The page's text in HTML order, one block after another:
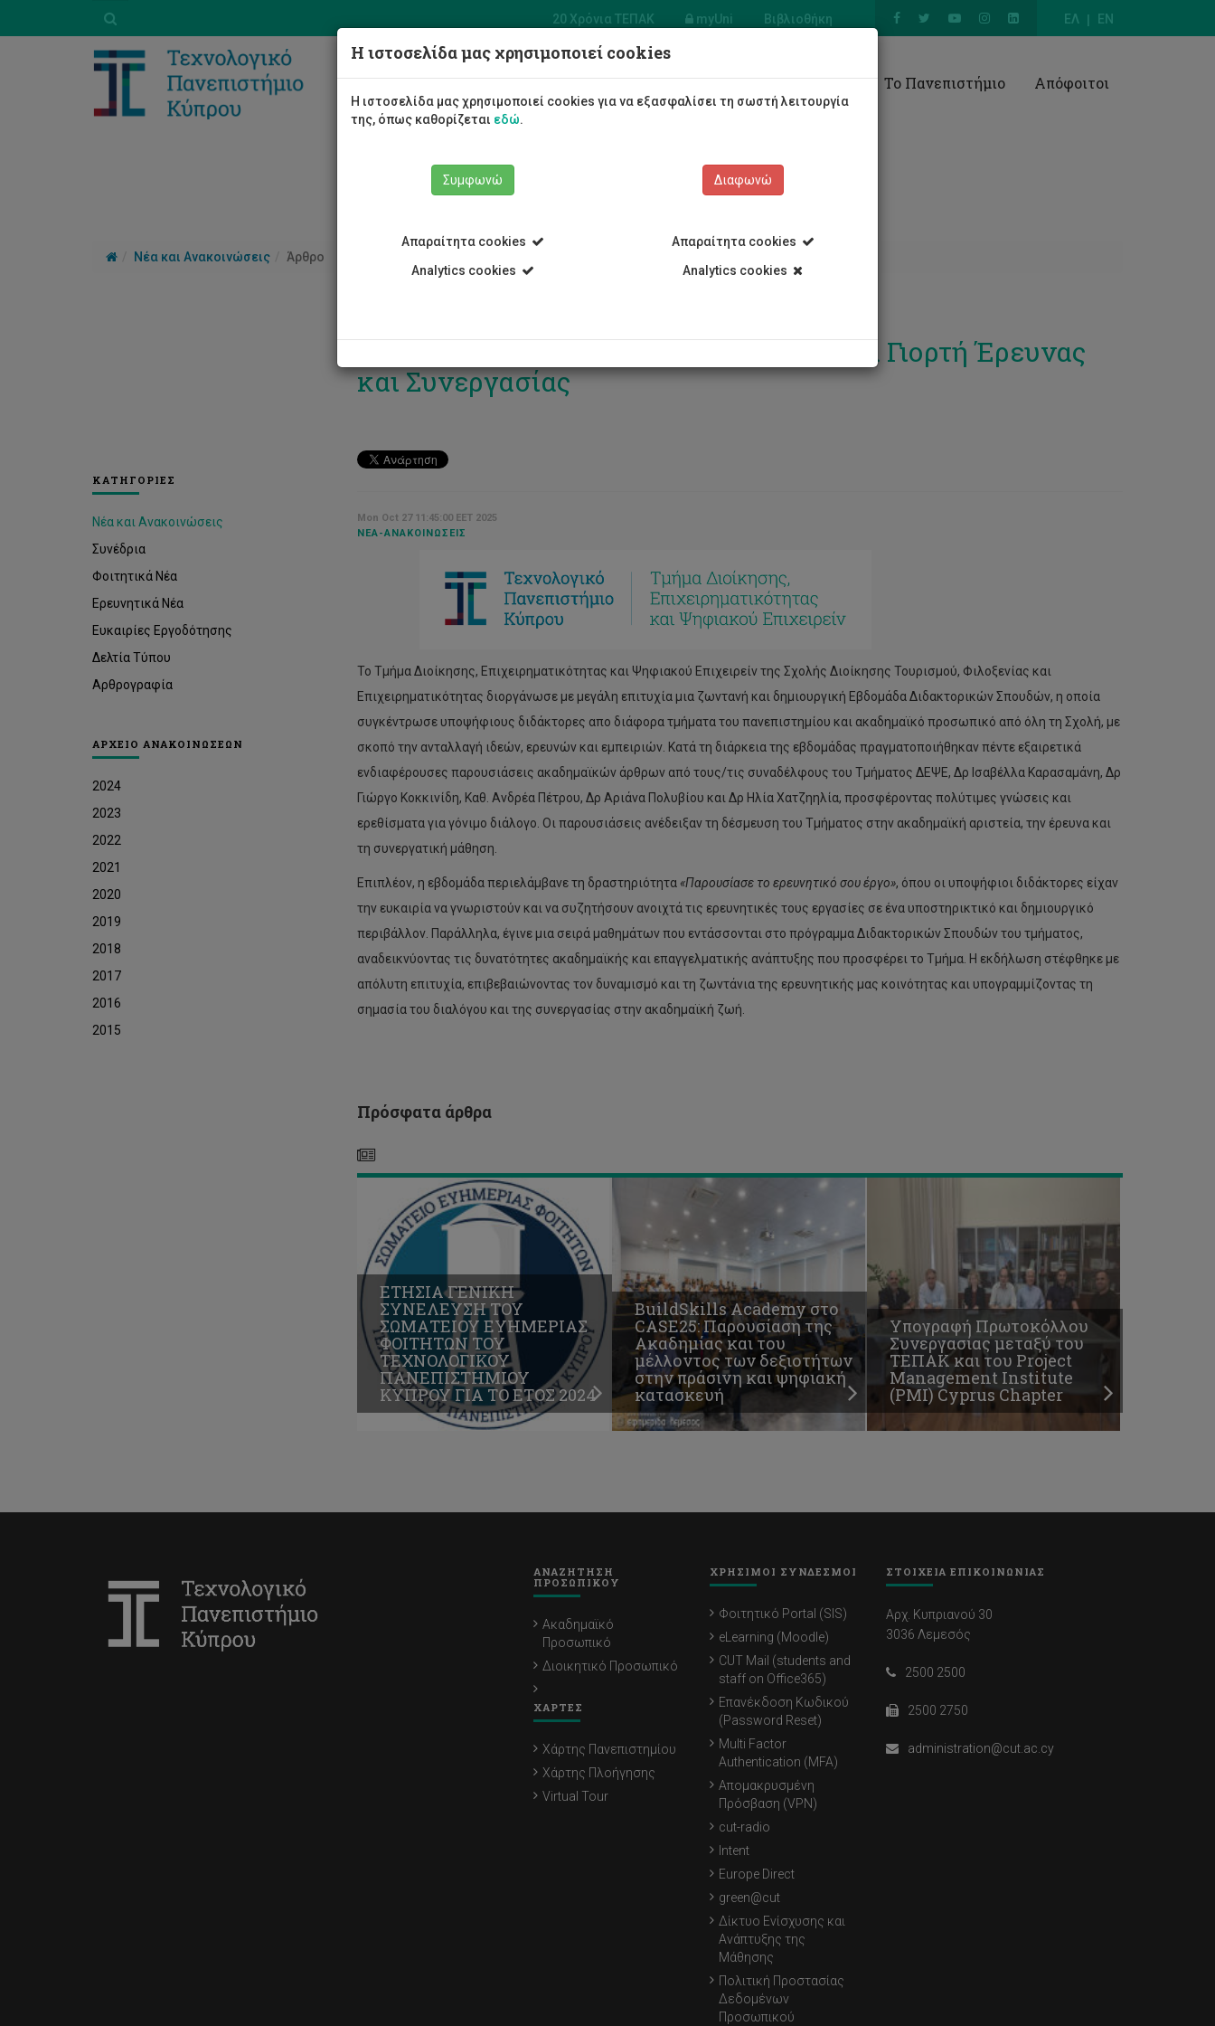
ΕΛ EN
20 Χρόνια ΤΕΠΑΚ myUni Βιβλιοθήκη
Φοιτητές/τριες Σπουδές Έρευνα Το Πανεπιστήμιο Απόφοιτοι
Νέα και Ανακοινώσεις Άρθρο
ΚΑΤΗΓΟΡΙΕΣ
Νέα και Ανακοινώσεις
Συνέδρια
Φοιτητικά Νέα
Ερευνητικά Νέα
Ευκαιρίες Εργοδότησης
Δελτία Τύπου
Αρθρογραφία
ΑΡΧΕΙΟ ΑΝΑΚΟΙΝΩΣΕΩΝ
2024
2023
2022
2021
2020
2019
2018
2017
2016
2015
Εβδομάδα Διδακτορικών Σπουδών – Μια Γιορτή Έρευνας
και Συνεργασίας
Mon Oct 27 11:45:00 EET 2025
ΝΈΑ-ΑΝΑΚΟΙΝΏΣΕΙΣ
Το Τμήμα Διοίκησης, Επιχειρηματικότητας και Ψηφιακού Επιχειρείν της Σχολής Διοίκησης Τουρισμού, Φιλοξενίας και
Επιχειρηματικότητας διοργάνωσε με μεγάλη επιτυχία μια ζωντανή και δημιουργική Εβδομάδα Διδακτορικών Σπουδών, η οποία
συγκέντρωσε υποψήφιους διδάκτορες απο διάφορα τμήματα του πανεπιστημίου και ακαδημαϊκό προσωπικό από όλη τη Σχολή, με
σκοπό την ανταλλαγή ιδεών, ερευνών και εμπειριών. Κατά τη διάρκεια της εβδομάδας πραγματοποιήθηκαν πέντε εξαιρετικά
ενδιαφέρουσες παρουσιάσεις ακαδημαϊκών άρθρων από τους/τις συναδέλφους του Τμήματος ΔΕΨΕ, Δρ Ισαβέλλα Καρασαμάνη, Δρ
Γιώργο Κοκκινίδη, Καθ. Ανδρέα Πέτρου, Δρ Αριάνα Πολυβίου και Δρ Ηλία Χατζηηλία, προσφέροντας πολύτιμες γνώσεις και
ερεθίσματα για γόνιμο διάλογο. Οι παρουσιάσεις ανέδειξαν τη δέσμευση του Τμήματος στην ακαδημαϊκή αριστεία, την έρευνα και
τη συνεργατική μάθηση.
Επιπλέον, η εβδομάδα περιελάμβανε τη δραστηριότητα «Παρουσίασε το ερευνητικό σου έργο», όπου οι υποψήφιοι διδάκτορες είχαν
την ευκαιρία να γνωριστούν και να συζητήσουν ανοιχτά τις ερευνητικές τους εργασίες σε ένα υποστηρικτικό και δημιουργικό
περιβάλλον. Παράλληλα, έγινε μια σειρά μαθημάτων που εντάσσονται στο πρόγραμμα Διδακτορικών Σπουδών του τμήματος,
αναδεικνύοντας τις δυνατότητες ακαδημαϊκής και επαγγελματικής ανάπτυξης που προσφέρει το Τμήμα. Η εκδήλωση στέφθηκε με
απόλυτη επιτυχία, επιβεβαιώνοντας τον δυναμισμό και τη ζωντάνια της ερευνητικής μας κοινότητας και υπογραμμίζοντας τη
σημασία του διαλόγου και της συνεργασίας στην ακαδημαϊκή ζωή.
Πρόσφατα άρθρα
ΕΤΗΣΙΑ
ΓΕΝΙΚΗ
ΣΥΝΕΛΕΥΣΗ
ΤΟΥ
ΣΩΜΑΤΕΙΟΥ
ΕΥΗΜΕΡΙΑΣ
ΦΟΙΤΗΤΩΝ
ΤΟΥ
ΤΟ
ΕΤΟΣ
ΕΤΗΣΙΑ ΓΕΝΙΚΗ
ΣΥΝΕΛΕΥΣΗ ΤΟΥ
ΣΩΜΑΤΕΙΟΥ ΕΥΗΜΕΡΙΑΣ
ΦΟΙΤΗΤΩΝ ΤΟΥ
ΤΕΧΝΟΛΟΓΙΚΟΥ
ΠΑΝΕΠΙΣΤΗΜΙΟΥ
ΚΥΠΡΟΥ ΓΙΑ ΤΟ ΕΤΟΣ 2024
Academy
στο
CASE25:
Παρουσίαση
Ακαδημίας
και
μέλλοντος
BuildSkills Academy στο
CASE25: Παρουσίαση της
Ακαδημίας και του
μέλλοντος των δεξιοτήτων
στην πράσινη και ψηφιακή
κατασκευή
Υπογραφή
Πρωτοκόλλου
Συνεργασίας
μεταξύ
του
Υπογραφή Πρωτοκόλλου
Συνεργασίας μεταξύ του
ΤΕΠΑΚ και του Project
Management Institute
(PMI) Cyprus Chapter
ΑΝΑΖΗΤΗΣΗ
ΠΡΟΣΩΠΙΚΟΥ
Ακαδημαϊκό
Προσωπικό
Διοικητικό Προσωπικό
ΧΑΡΤΕΣ
Χάρτης Πανεπιστημίου
Χάρτης Πλοήγησης
Virtual Tour
ΧΡΗΣΙΜΟΙ ΣΥΝΔΕΣΜΟΙ
Φοιτητικό Portal (SIS)
eLearning (Moodle)
CUT Mail (students and
staff on Office365)
Επανέκδοση Κωδικού
(Password Reset)
Multi Factor
Authentication (MFA)
Απομακρυσμένη
Πρόσβαση (VPN)
cut-radio
Intent
Europe Direct
green@cut
Δίκτυο Ενίσχυσης και
Ανάπτυξης της
Μάθησης
Πολιτική Προστασίας
Δεδομένων
Προσωπικού
ΣΤΟΙΧΕΙΑ ΕΠΙΚΟΙΝΩΝΙΑΣ
Αρχ. Κυπριανού 30
3036 Λεμεσός
2500 2500
2500 2750
administration@cut.ac.cy
Η ιστοσελίδα μας χρησιμοποιεί cookies
Η ιστοσελίδα μας χρησιμοποιεί cookies για να εξασφαλίσει τη σωστή λειτουργία
της, όπως καθορίζεται εδώ.
Συμφωνώ
Απαραίτητα cookies
Analytics cookies
Διαφωνώ
Απαραίτητα cookies
Analytics cookies